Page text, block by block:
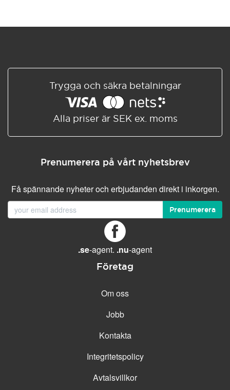
Trygga och säkra betalningar
Alla priser är SEK ex. moms
Prenumerera på vårt nyhetsbrev
Få spännande nyheter och erbjudanden direkt i inkorgen.
Prenumerera
.se-agent. .nu-agent
Företag
Om oss
Jobb
Kontakta
Integritetspolicy
Avtalsvillkor